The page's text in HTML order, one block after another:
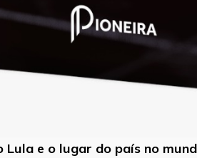
Lula e o lugar do país no